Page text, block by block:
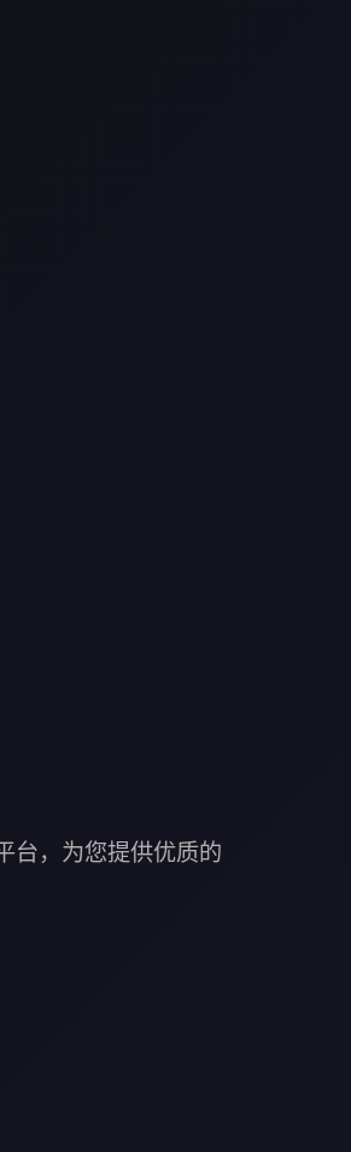
台，为您提供优质的